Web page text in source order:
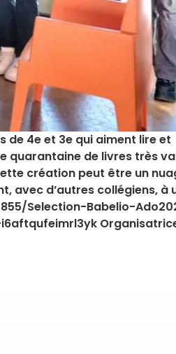
de 4e et 3e qui aiment lire et
quarantaine de livres très
création peut être un
avec d’autres collégiens, à
Selection-Babelio-